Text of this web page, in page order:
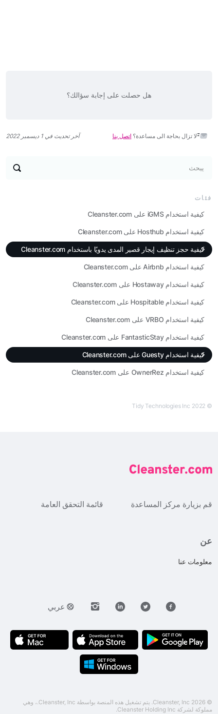
يبحث
فئات
كيفية استخدام iGMS على Cleanster.com
كيفية استخدام Hosthub على Cleanster.com
كيفية حجز تنظيف إيجار قصير المدى يدويًا باستخدام Cleanster.com
كيفية استخدام Airbnb على Cleanster.com
كيفية استخدام Hostaway على Cleanster.com
كيفية استخدام Hospitable على Cleanster.com
كيفية استخدام VRBO على Cleanster.com
كيفية استخدام FantasticStay على Cleanster.com
كيفية استخدام Guesty على Cleanster.com
كيفية استخدام OwnerRez على Cleanster.com
هل حصلت على إجابة سؤالك؟
لا تزال بحاجة الى مساعدة؟ اتصل بنا آخر تحديث في 1 ديسمبر 2022
© Tidy Technologies Inc 2022
قم بزيارة مركز المساعدة قائمة التحقق العامة
عن
معلومات عنا
عربي
© 2026 Cleanster, Inc. يتم تشغيل هذه المنصة بواسطة Cleanster, Inc.، وهي
مملوكة لشركة Cleanster Holding Inc.